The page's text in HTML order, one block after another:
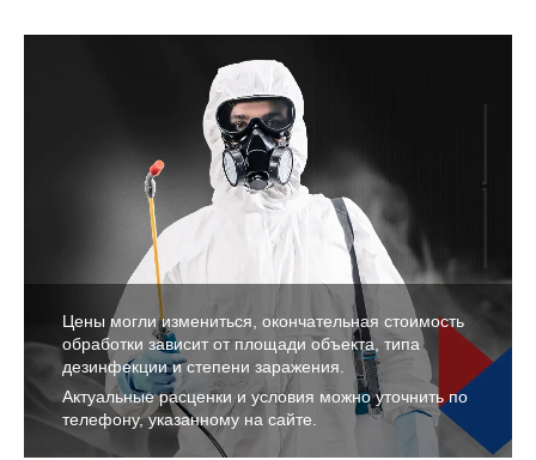
Цены могли измениться, окончательная стоимость
обработки зависит от площади объекта, типа
дезинфекции и степени заражения.
Актуальные расценки и условия можно уточнить по
телефону, указанному на сайте.